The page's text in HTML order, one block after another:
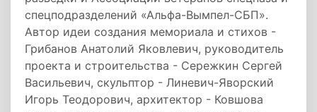
спецподразделений «Альфа-Вымпел-СБП».
Автор идеи создания мемориала и стихов -
Грибанов Анатолий Яковлевич, руководитель
проекта и строительства - Сережкин Сергей
Васильевич, скульптор - Линевич-Яворский
Игорь Теодорович, архитектор - Ковшова